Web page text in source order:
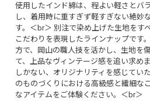
使用したインド綿は、程よい軽さとバ
し、着用時に重すぎず軽すぎない絶妙
す。＜br＞ 別注で染め上げた生地をす
こだわりを表現したラインナップです
方で、岡山の職人技を活かし、生地を
て、上品なヴィンテージ感を追い求め
しかない、オリジナリティを感じてい
のものづくりにおける高級感と繊細な
なアイテムをご体験ください。＜br＞